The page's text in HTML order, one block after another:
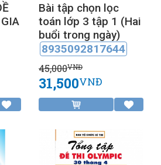
Bài tập chọn lọc
toán lớp 3 tập 1 (Hai
buổi trong ngày)
8935092817644
45,000VNĐ
31,500VNĐ